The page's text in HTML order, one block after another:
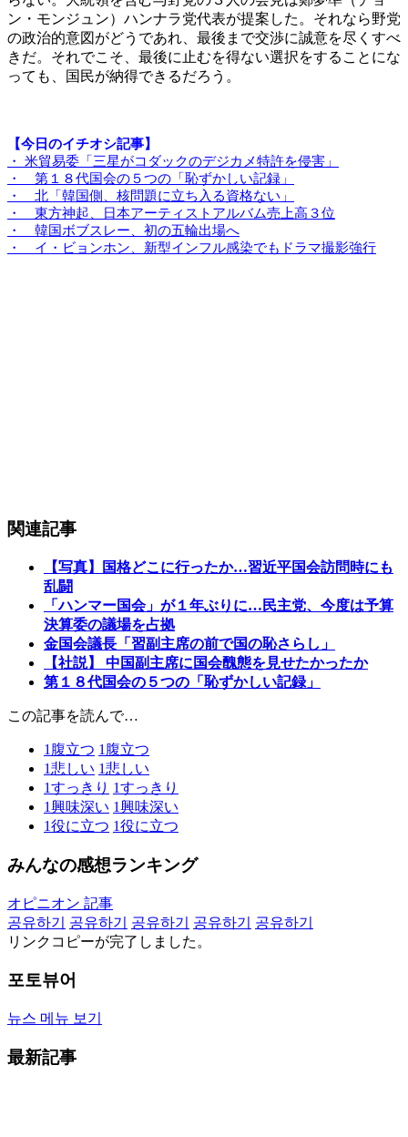
ン・モンジュン）ハンナラ党代表が提案した。それなら野党
の政治的意図がどうであれ、最後まで交渉に誠意を尽くすべ
きだ。それでこそ、最後に止むを得ない選択をすることにな
っても、国民が納得できるだろう。
【今日のイチオシ記事】
・ 米貿易委「三星がコダックのデジカメ特許を侵害」
・ 第１８代国会の５つの「恥ずかしい記録」
・ 北「韓国側、核問題に立ち入る資格ない」
・ 東方神起、日本アーティストアルバム売上高３位
・ 韓国ボブスレー、初の五輪出場へ
・ イ・ビョンホン、新型インフル感染でもドラマ撮影強行
関連記事
【写真】国格どこに行ったか…習近平国会訪問時にも
乱闘
「ハンマー国会」が１年ぶりに…民主党、今度は予算
決算委の議場を占拠
金国会議長「習副主席の前で国の恥さらし」
【社説】 中国副主席に国会醜態を見せたかったか
第１８代国会の５つの「恥ずかしい記録」
この記事を読んで…
1 腹立つ 1 腹立つ
1悲しい 1悲しい
1すっきり 1すっきり
1興味深い 1興味深い
1役に立つ 1役に立つ
みんなの感想ランキング
オピニオン 記事
공유하기
공유하기 공유하기 공유하기
공유하기
リンクコピーが完了しました。
포토뷰어
뉴스 메뉴 보기
最新記事